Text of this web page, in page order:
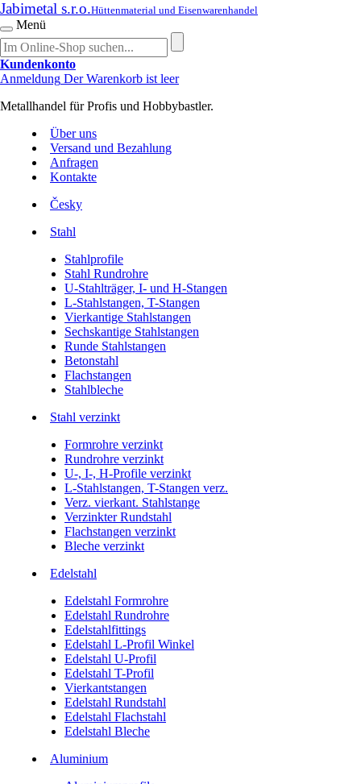
Jabimetal s.r.o.Hüttenmaterial und Eisenwarenhandel
Menü
Kundenkonto
Anmeldung Der Warenkorb ist leer
Metallhandel für Profis und Hobbybastler.
Über uns
Versand und Bezahlung
Anfragen
Kontakte
Česky
Stahl
Stahlprofile
Stahl Rundrohre
U-Stahlträger, I- und H-Stangen
L-Stahlstangen, T-Stangen
Vierkantige Stahlstangen
Sechskantige Stahlstangen
Runde Stahlstangen
Betonstahl
Flachstangen
Stahlbleche
Stahl verzinkt
Formrohre verzinkt
Rundrohre verzinkt
U-, I-, H-Profile verzinkt
L-Stahlstangen, T-Stangen verz.
Verz. vierkant. Stahlstange
Verzinkter Rundstahl
Flachstangen verzinkt
Bleche verzinkt
Edelstahl
Edelstahl Formrohre
Edelstahl Rundrohre
Edelstahlfittings
Edelstahl L-Profil Winkel
Edelstahl U-Profil
Edelstahl T-Profil
Vierkantstangen
Edelstahl Rundstahl
Edelstahl Flachstahl
Edelstahl Bleche
Aluminium